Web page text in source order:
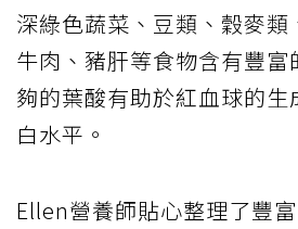
深綠色蔬菜、豆類、穀麥類
牛肉、豬肝等食物含有豐富
夠的葉酸有助於紅血球的生
白水平。
Ellen營養師貼心整理了豐